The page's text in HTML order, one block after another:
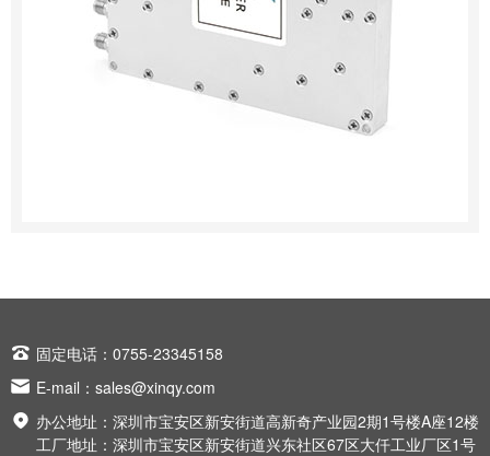
 固定电话：0755-23345158
 E-mail： sales@xinqy.com
 办公地址：深圳市宝安区新安街道高新奇产业园2期1号楼A座12楼
工厂地址：深圳市宝安区新安街道兴东社区67区大仟工业厂区1号